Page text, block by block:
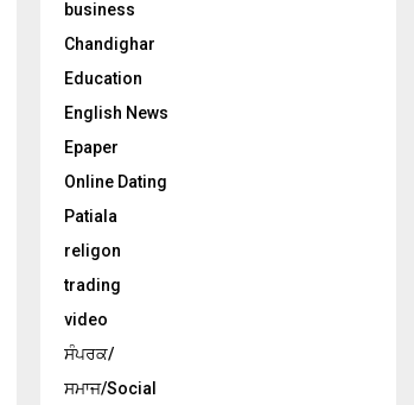
business
Chandighar
Education
English News
Epaper
Online Dating
Patiala
religon
trading
video
ਸੰਪਰਕ/
ਸਮਾਜ/Social